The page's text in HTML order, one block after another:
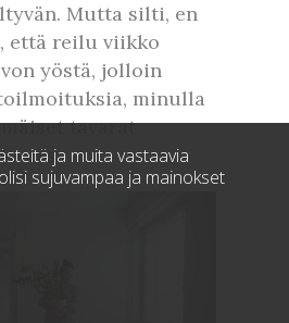
Mutta silti, en
että reilu viikko
yöstä, jolloin
minulla
tavarat
ja muita vastaavia
sujuvampaa ja mainokset